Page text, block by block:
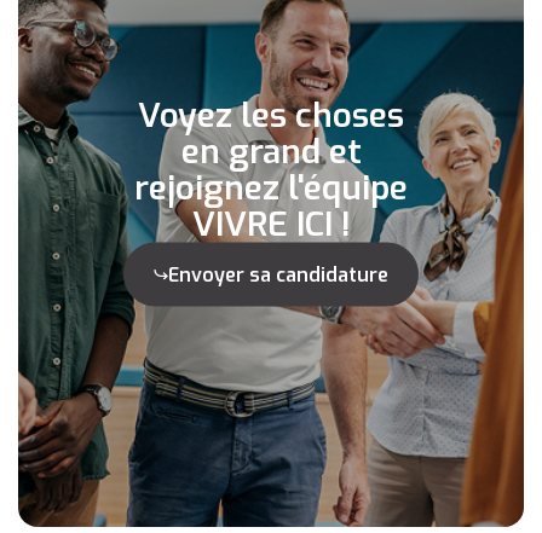
Voyez les choses
en grand et
rejoignez l'équipe
VIVRE ICI !
Envoyer sa candidature